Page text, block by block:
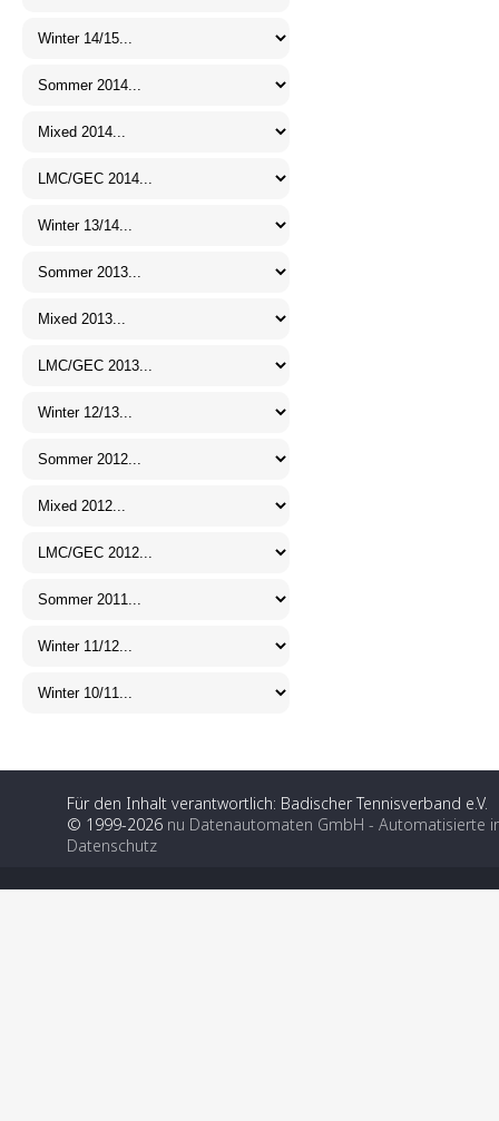
Für den Inhalt verantwortlich: Badischer Tennisverband e.V.
© 1999-2026 nu Datenautomaten GmbH - Automatisierte
Datenschutz